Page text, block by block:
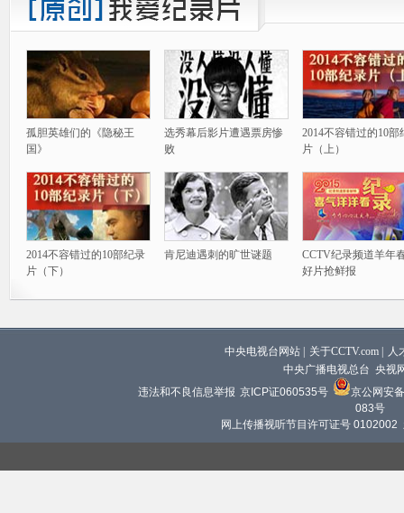
孤胆英雄们的《隐秘王
国》
选秀幕后影片遭遇票房惨
败
2014不容错过的10部
片（上）
2014不容错过的10部纪录
片（下）
肯尼迪遇刺的旷世谜题
CCTV纪录频道羊年
好片抢鲜报
中央电视台网站 关于CCTV.com
人
中央广播电视总台 央视
违法和不良信息举报 京ICP证060535号
京公网安
083号
网上传播视听节目许可证号